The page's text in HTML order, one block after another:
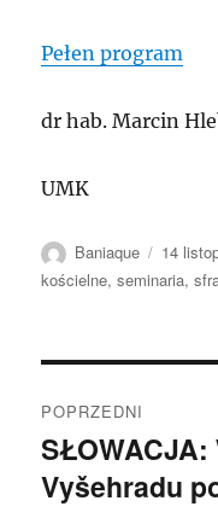
Pełen program
dr hab. Marcin
UMK
Autor
Baniaque
Data
14
kościelne,seminaria,
wpisu
POPRZEDNI
Poprzedni
wpis:
Vyšehradu